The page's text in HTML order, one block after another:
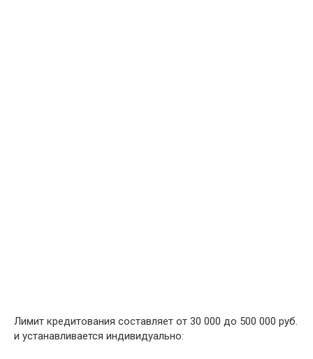
Лимит кредитования составляет от 30 000 до 500 000 руб.
и устанавливается индивидуально: